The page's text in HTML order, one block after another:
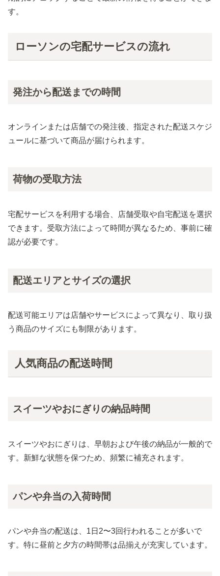
す。
ローソンの宅配サービスの流れ
発注から配送までの時間
オンラインまたは店舗での発注後、指定された配送スケジ
ュールに基づいて商品が届けられます。
荷物の受取方法
宅配サービスを利用する場合、店舗受取や自宅配送を選択
できます。受取方法によって時間が異なるため、事前に確
認が必要です。
配送エリアとサイズの選択
配送可能エリアは店舗やサービスによって異なり、取り扱
う商品のサイズにも制限があります。
人気商品の配送時間
スイーツやおにぎりの納品時間
スイーツやおにぎりは、早朝および午後の納品が一般的で
す。新鮮な状態を保つため、頻繁に補充されます。
パンや弁当の入荷時間
パンや弁当の配送は、1日2〜3回行われることが多いで
す。特に昼前と夕方の時間帯は品揃えが充実しています。